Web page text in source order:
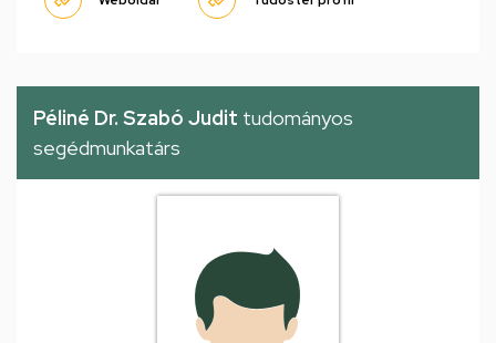
Péliné Dr. Szabó Judit tudományos
segédmunkatárs